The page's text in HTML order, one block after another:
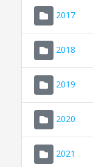
2017
2018
2019
2020
2021